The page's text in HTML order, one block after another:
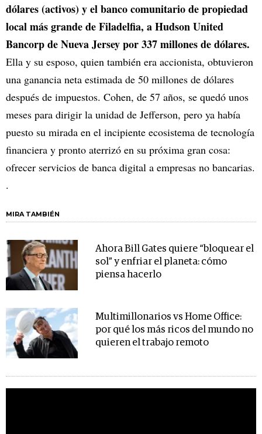
dólares (activos) y el banco comunitario de propiedad
local más grande de Filadelfia, a Hudson United
Bancorp de Nueva Jersey por 337 millones de dólares.
Ella y su esposo, quien también era accionista, obtuvieron
una ganancia neta estimada de 50 millones de dólares
después de impuestos. Cohen, de 57 años, se quedó unos
meses para dirigir la unidad de Jefferson, pero ya había
puesto su mirada en el incipiente ecosistema de tecnología
financiera y pronto aterrizó en su próxima gran cosa:
ofrecer servicios de banca digital a empresas no bancarias.
.
MIRA TAMBIÉN
Ahora Bill Gates quiere “bloquear el
sol” y enfriar el planeta: cómo
piensa hacerlo
Multimillonarios vs Home Office:
por qué los más ricos del mundo no
quieren el trabajo remoto